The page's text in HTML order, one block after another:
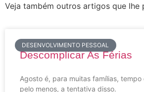
Veja também outros artigos que lhe
DESENVOLVIMENTO PESSOAL
Descomplicar As Férias
Agosto é, para muitas famílias, tempo
pelo menos, a tentativa disso.